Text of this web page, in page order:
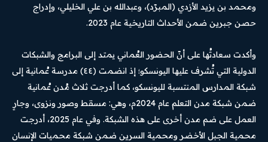
ومحمد بن يزيد الأزدي (المبرّد)، وعبدالله بن علي الخليلي، وإدراج
حصن جبرين ضمن الأحداث التاريخية عام 2023.
وأكدت سعادتُها على أنّ الحضور العُماني يمتد إلى البرامج والشبكات
الدولية التي تُشرف عليها اليونسكو؛ إذ انضمت (٤٤) مدرسة عُمانية إلى
شبكة المدارس المنتسبة لليونسكو، كما أدرجت ثلاث مُدن عُمانية
ضمن شبكة مدن التعلم عام 2024م، وهي: مسقط وصور ونزوى، وجارٍ
العمل على ضم مدن أخرى على هذه الشبكة. وفي عام 2025، أدرجت
محمية الجبل الأخضر ومحمية السرين ضمن شبكة محميات الإنسان